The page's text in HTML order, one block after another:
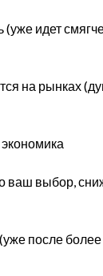
идет
на рынках
ваш выбор,
после